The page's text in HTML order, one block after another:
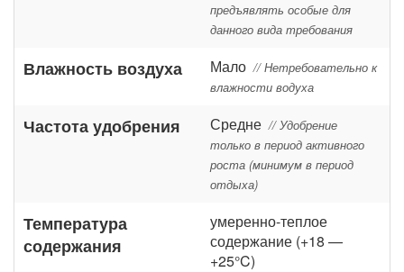
предъявлять особые для
данного вида требования
Влажность воздуха Мало // Нетребовательно к
влажности водуха
Частота удобрения Средне // Удобрение
только в период активного
роста (минимум в период
отдыха)
Температура
содержания
умеренно-теплое
содержание (+18 —
+25°C)